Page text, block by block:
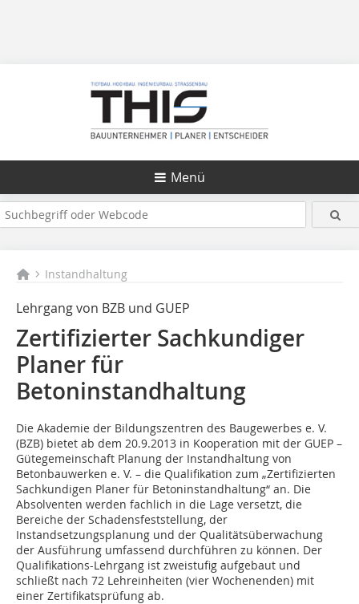
Menü
Instandhaltung
Lehrgang von BZB und GUEP
Zertifizierter Sachkundiger
Planer für
Betoninstandhaltung
Die Akademie der Bildungszentren des Baugewerbes e. V.
(BZB) bietet ab dem 20.9.2013 in Kooperation mit der GUEP –
Gütegemeinschaft Planung der Instandhaltung von
Betonbauwerken e. V. – die Qualifikation zum „Zertifizierten
Sachkundigen Planer für Betoninstandhaltung“ an. Die
Absolventen werden fachlich in die Lage versetzt, die
Bereiche der Schadensfeststellung, der
Instandsetzungsplanung und der Qualitätsüberwachung
der Ausführung umfassend durchführen zu können. Der
Qualifikations-Lehrgang ist zweistufig aufgebaut und
schließt nach 72 Lehreinheiten (vier Wochenenden) mit
einer Zertifikatsprüfung ab.